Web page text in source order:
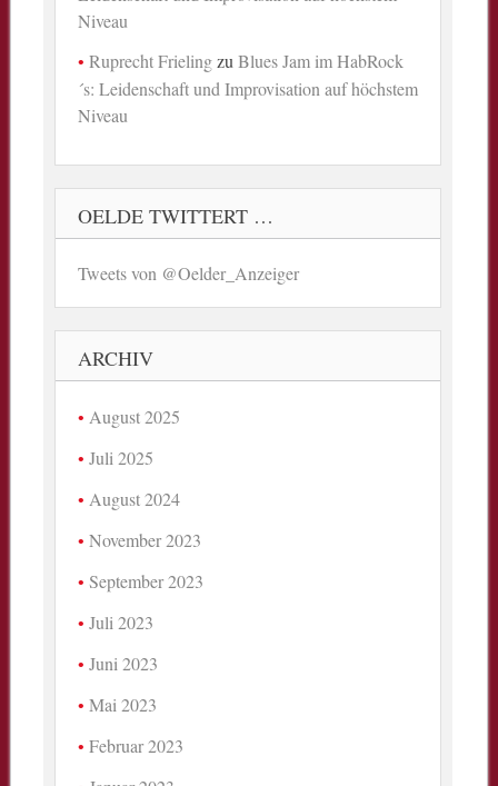
Niveau
Ruprecht FrielingzuBlues Jam im HabRock
´s: Leidenschaft und Improvisation auf höchstem
Niveau
OELDE TWITTERT …
Tweets von @Oelder_Anzeiger
ARCHIV
August 2025
Juli 2025
August 2024
November 2023
September 2023
Juli 2023
Juni 2023
Mai 2023
Februar 2023